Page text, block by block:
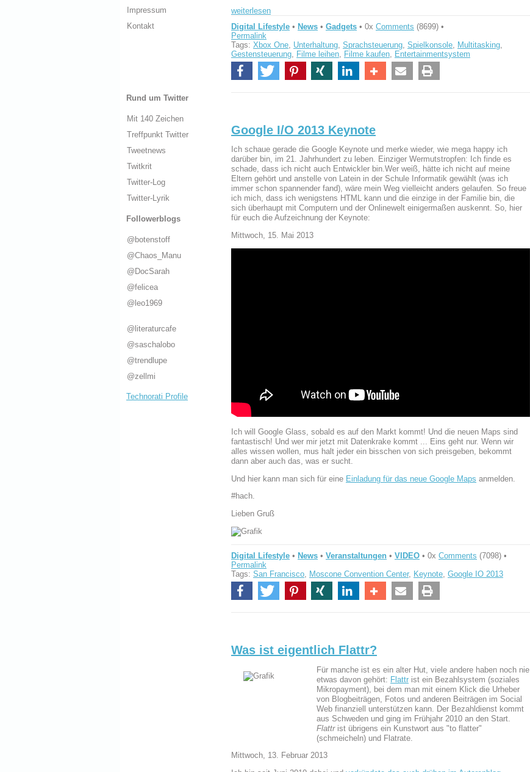
weiterlesen
Digital Lifestyle • News • Gadgets • 0x Comments (8699) •
Permalink
Tags: Xbox One Unterhaltung Sprachsteuerung Spielkonsole Multitasking
Gestensteuerung Filme leihen Filme kaufen Entertainmentsystem
Google I/O 2013 Keynote
Ich schaue gerade die Google Keynote und merke wieder, wie mega happy ich
darüber bin, im 21. Jahrhundert zu leben. Einziger Wermutstropfen: Ich finde es
schade, dass ich nicht auch Entwickler bin.Wer weiß, hätte ich nicht auf meine
Eltern gehört und anstelle von Latein in der Schule Informatik gewählt (was ich
immer schon spannender fand), wäre mein Weg vielleicht anders gelaufen. So freue
ich mich, dass ich wenigstens HTML kann und die einzige in der Familie bin, die
sich überhaupt mit Computern und der Onlinewelt einigermaßen auskennt. So, hier
für euch die Aufzeichnung der Keynote:
Mittwoch, 15. Mai 2013
Ich will Google Glass, sobald es auf den Markt kommt! Und die neuen Maps sind
fantastisch! Und wer mir jetzt mit Datenkrake kommt ... Eins geht nur. Wenn wir
alles wissen wollen, mus halt jeder ein bisschen von sich preisgeben, bekommt
dann aber auch das, was er sucht.
Und hier kann man sich für eine Einladung für das neue Google Maps anmelden.
#hach.
Lieben Gruß
Digital Lifestyle • News • Veranstaltungen • VIDEO • 0x Comments (7098) •
Permalink
Tags: San Francisco Moscone Convention Center, Keynote Google IO 2013
Was ist eigentlich Flattr?
Für manche ist es ein alter Hut, viele andere haben noch nie
etwas davon gehört: Flattr ist ein Bezahlsystem (soziales
Mikropayment), bei dem man mit einem Klick die Urheber
von Blogbeiträgen, Fotos und anderen Beiträgen im Social
Web finanziell unterstützen kann. Der Bezahldienst kommt
aus Schweden und ging im Frühjahr 2010 an den Start.
Flattrist übrigens ein Kunstwort aus "to flatter"
(schmeicheln) und Flatrate.
Mittwoch, 13. Februar 2013
Impressum
Kontakt
Rund um Twitter
Mit 140 Zeichen
Treffpunkt Twitter
Tweetnews
Twitkrit
Twitter-Log
Twitter-Lyrik
Followerblogs
@botenstoff
@Chaos_Manu
@DocSarah
@felicea
@leo1969
@literaturcafe
@saschalobo
@trendlupe
@zellmi
Technorati Profile